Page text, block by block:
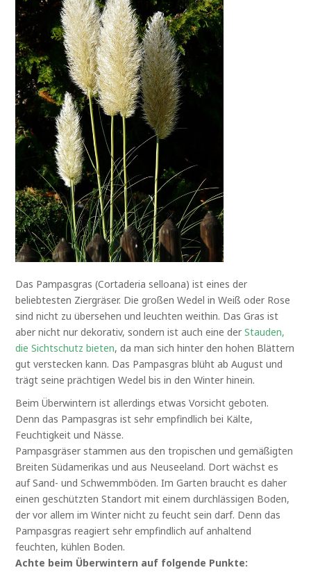
Das Pampasgras (Cortaderia selloana) ist eines der
beliebtesten Ziergräser. Die großen Wedel in Weiß oder Rose
sind nicht zu übersehen und leuchten weithin. Das Gras ist
aber nicht nur dekorativ, sondern ist auch eine derStauden,
die Sichtschutz bieten, da man sich hinter den hohen Blättern
gut verstecken kann. Das Pampasgras blüht ab August und
trägt seine prächtigen Wedel bis in den Winter hinein.
Beim Überwintern ist allerdings etwas Vorsicht geboten.
Denn das Pampasgras ist sehr empfindlich bei Kälte,
Feuchtigkeit und Nässe.
Pampasgräser stammen aus den tropischen und gemäßigten
Breiten Südamerikas und aus Neuseeland. Dort wächst es
auf Sand- und Schwemmböden. Im Garten braucht es daher
einen geschützten Standort mit einem durchlässigen Boden,
der vor allem im Winter nicht zu feucht sein darf. Denn das
Pampasgras reagiert sehr empfindlich auf anhaltend
feuchten, kühlen Boden.
Achte beim Überwintern auf folgende Punkte: